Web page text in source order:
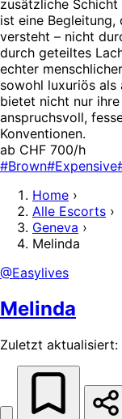
zusätzliche
ist eine Begleitung,
versteht – nicht
durch geteiltes
echter
sowohl luxuriös
bietet nicht nur
anspruchsvoll,
Konventionen.
ab CHF 700/h
#Brown#Expensive
Home ›
Alle Escorts ›
Geneva ›
Melinda
@Easylives
Melinda
Zuletzt aktualisiert: